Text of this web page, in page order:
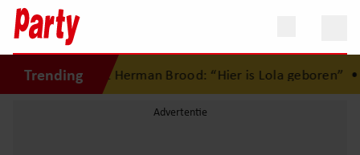
Trendingmet Herman Brood: “Hier is Lola geboren”•